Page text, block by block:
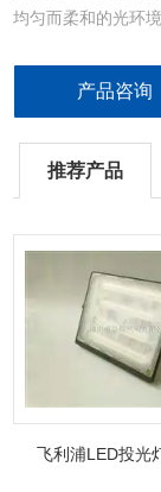
均匀而柔和的光环
产品咨询
推荐产品
飞利浦LED投光